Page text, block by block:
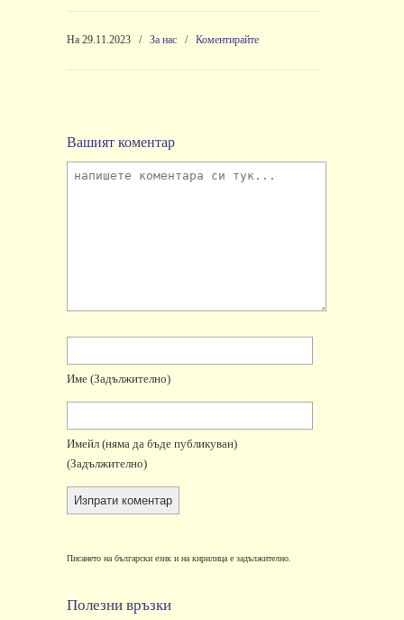
На 29.11.2023 / За нас / Коментирайте
Вашият коментар
Име (задължително)
Имейл (няма да бъде публикуван)
(задължително)
Писането на български език и на кирилица е задължително.
Полезни връзки